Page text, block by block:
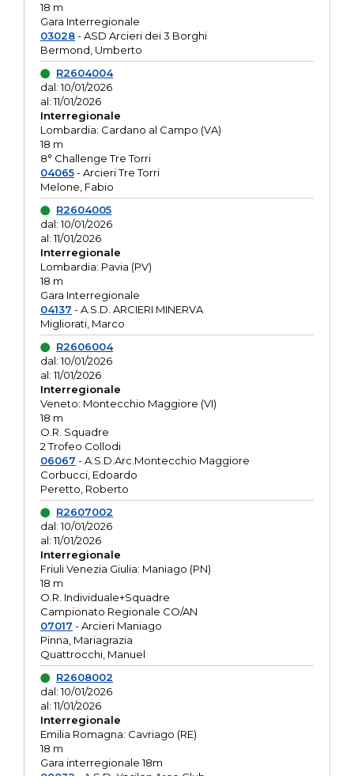
18 m
Gara Interregionale
03028- ASD Arcieri dei 3 Borghi
Bermond, Umberto
R2604004
dal: 10/01/2026
al: 11/01/2026
Interregionale
Lombardia: Cardano al Campo (VA)
18 m
8° Challenge Tre Torri
04065- Arcieri Tre Torri
Melone, Fabio
R2604005
dal: 10/01/2026
al: 11/01/2026
Interregionale
Lombardia: Pavia (PV)
18 m
Gara Interregionale
04137 - A.S.D. ARCIERI MINERVA
Migliorati, Marco
R2606004
dal: 10/01/2026
al: 11/01/2026
Interregionale
Veneto: Montecchio Maggiore (VI)
18 m
O.R. Squadre
2 Trofeo Collodi
06067 - A.S.D.Arc.Montecchio Maggiore
Corbucci, Edoardo
Peretto, Roberto
R2607002
dal: 10/01/2026
al: 11/01/2026
Interregionale
Friuli Venezia Giulia: Maniago (PN)
18 m
O.R. Individuale+Squadre
Campionato Regionale CO/AN
07017 - Arcieri Maniago
Pinna, Mariagrazia
Quattrocchi, Manuel
R2608002
dal: 10/01/2026
al: 11/01/2026
Interregionale
Emilia Romagna: Cavriago (RE)
18 m
Gara interregionale 18m